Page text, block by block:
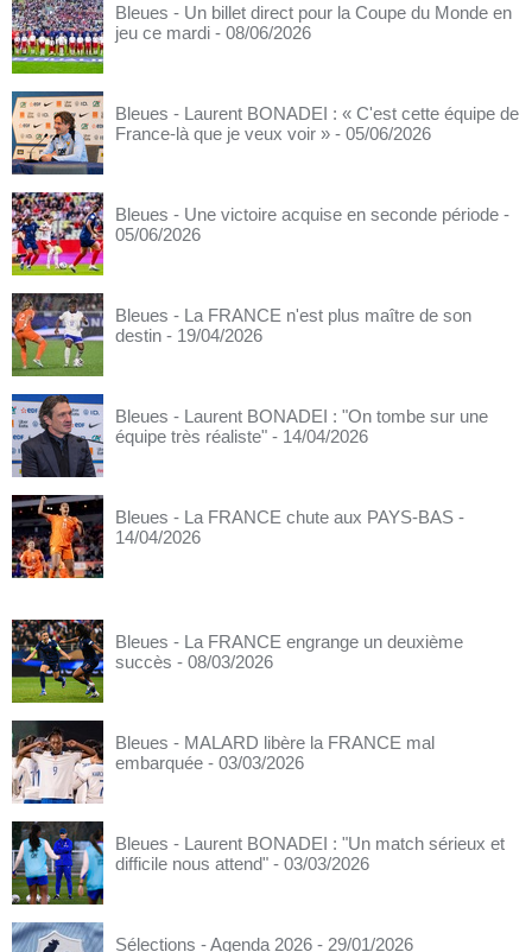
Bleues - Un billet direct pour la Coupe du Monde en
jeu ce mardi - 08/06/2026
Bleues - Laurent BONADEI : « C'est cette équipe de
France-là que je veux voir » - 05/06/2026
Bleues - Une victoire acquise en seconde période -
05/06/2026
Bleues - La FRANCE n'est plus maître de son
destin - 19/04/2026
Bleues - Laurent BONADEI : "On tombe sur une
équipe très réaliste" - 14/04/2026
Bleues - La FRANCE chute aux PAYS-BAS -
14/04/2026
Bleues - La FRANCE engrange un deuxième
succès - 08/03/2026
Bleues - MALARD libère la FRANCE mal
embarquée - 03/03/2026
Bleues - Laurent BONADEI : "Un match sérieux et
difficile nous attend" - 03/03/2026
Sélections - Agenda 2026 - 29/01/2026